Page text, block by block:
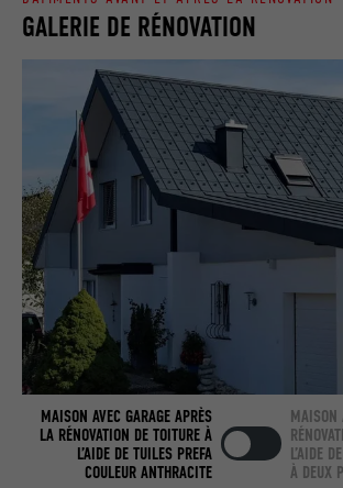
GALERIE DE RÉNOVATION
MAISON AVEC GARAGE APRÈS
LA RÉNOVATION DE TOITURE À
L’AIDE DE TUILES PREFA
COULEUR ANTHRACITE
MAISON
L’AIDE
À DEUX
NOM _gaexp
FOURNISSEUR
EXPIRATION 90 jours
UTILITÉ
Est placé afin de tester
autorise l'utilisation de
contient aucun élément
UTILITÉ
l'utilisateur pour un site
lang
FOURNISSEUR LinkedIn
EXPIRATION Session
UTILITÉ
Utilisé par LinkedIn
nous » intégrée.
NOM bcookie
FOURNISSEUR LinkedIn
EXPIRATION 2 ans